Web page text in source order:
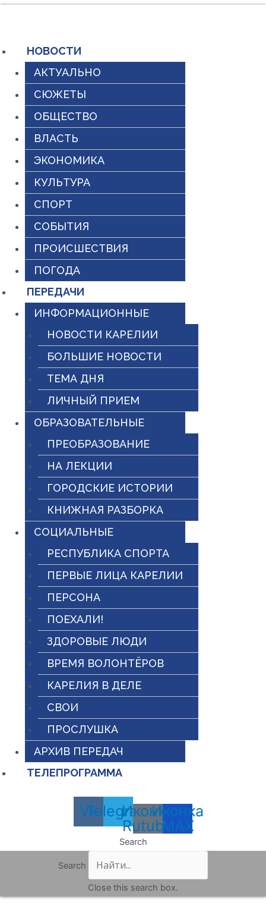
содержимому
НОВОСТИ
АКТУАЛЬНО
СЮЖЕТЫ
ОБЩЕСТВО
ВЛАСТЬ
ЭКОНОМИКА
КУЛЬТУРА
СПОРТ
СОБЫТИЯ
ПРОИСШЕСТВИЯ
ПОГОДА
ПЕРЕДАЧИ
ИНФОРМАЦИОННЫЕ
НОВОСТИ КАРЕЛИИ
БОЛЬШИЕ НОВОСТИ
ТЕМА ДНЯ
ЛИЧНЫЙ ПРИЕМ
ОБРАЗОВАТЕЛЬНЫЕ
ПРЕОБРАЗОВАНИЕ
НА ЛЕКЦИИ
ГОРОДСКИЕ ИСТОРИИ
КНИЖНАЯ РАЗБОРКА
СОЦИАЛЬНЫЕ
РЕСПУБЛИКА СПОРТА
ПЕРВЫЕ ЛИЦА КАРЕЛИИ
ПЕРСОНА
ПОЕХАЛИ!
ЗДОРОВЫЕ ЛЮДИ
ВРЕМЯ ВОЛОНТЁРОВ
КАРЕЛИЯ В ДЕЛЕ
СВОИ
ПРОСЛУШКА
АРХИВ ПЕРЕДАЧ
ТЕЛЕПРОГРАММА
Vk
Telegram
Иконка
Rutube
Иконка
MAX
Search
Search
Close this search box.